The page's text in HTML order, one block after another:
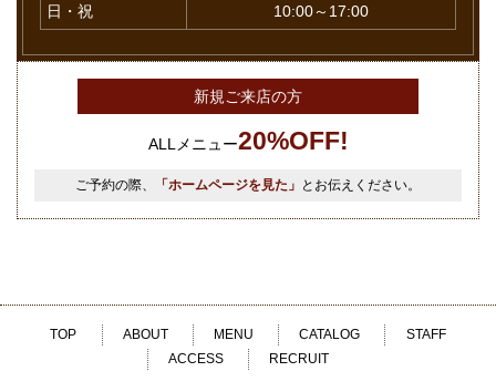
日・祝 10:00～17:00
新規ご来店の方
ALLメニュー20%OFF!
ご予約の際、 「ホームページを見た」 とお伝えください。
TOP ABOUT MENU CATALOG
STAFF
ACCESS
RECRUIT